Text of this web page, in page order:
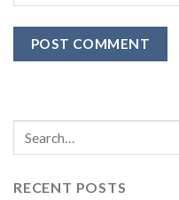
RECENT POSTS